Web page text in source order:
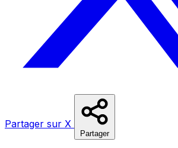
Partager sur X
Partager